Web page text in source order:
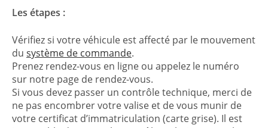
Les étapes :
Vérifiez si votre véhicule est affecté par le mouvement
du système de commande.
Prenez rendez-vous en ligne ou appelez le numéro
sur notre page de rendez-vous.
Si vous devez passer un contrôle technique, merci de
ne pas encombrer votre valise et de vous munir de
votre certificat d’immatriculation (carte grise). Il est